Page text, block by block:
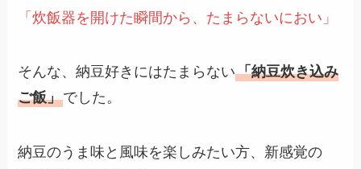
「炊飯器を開けた瞬間から、たまらないにおい」
そんな、納豆好きにはたまらない「納豆炊き込み
ご飯」でした。
納豆のうま味と風味を楽しみたい方、新感覚の